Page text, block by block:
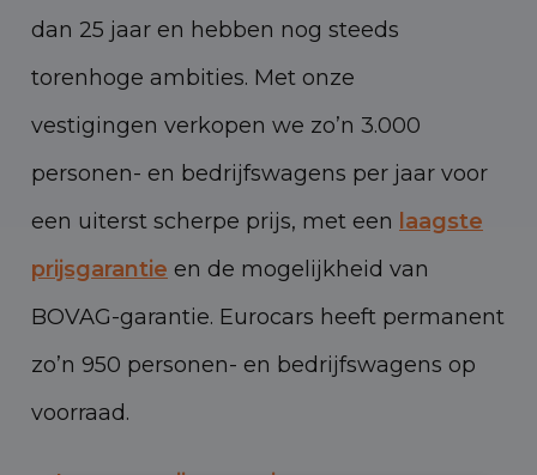
dan 25 jaar en hebben nog steeds
torenhoge ambities. Met onze
vestigingen verkopen we zo’n 3.000
personen- en bedrijfswagens per jaar voor
een uiterst scherpe prijs, met een laagste
prijsgarantie en de mogelijkheid van
BOVAG-garantie. Eurocars heeft permanent
zo’n 950 personen- en bedrijfswagens op
voorraad.